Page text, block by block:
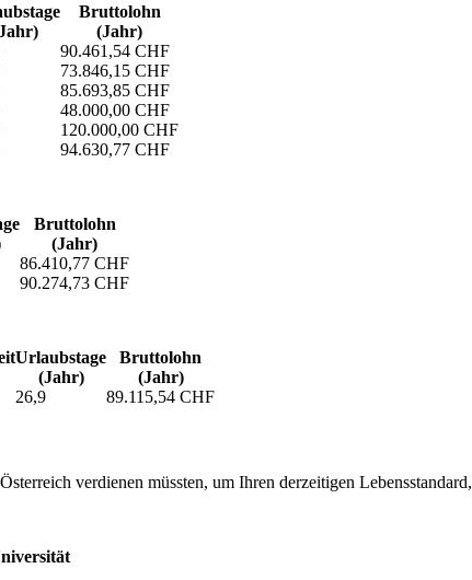
Bruttolohn
(Jahr)
90.461,54 CHF
73.846,15 CHF
85.693,85 CHF
48.000,00 CHF
120.000,00 CHF
94.630,77 CHF
Bruttolohn
(Jahr)
86.410,77 CHF
90.274,73 CHF
Urlaubs­tage
(Jahr)
Bruttolohn
(Jahr)
26,9 89.115,54 CHF
verdienen müssten, um Ihren derzeitigen